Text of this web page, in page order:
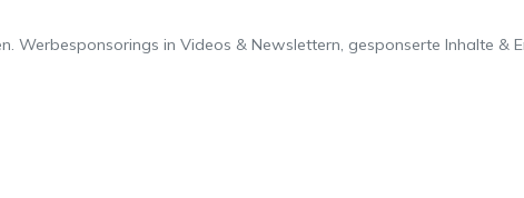
in Videos & Newslettern, gesponserte Inhalte &